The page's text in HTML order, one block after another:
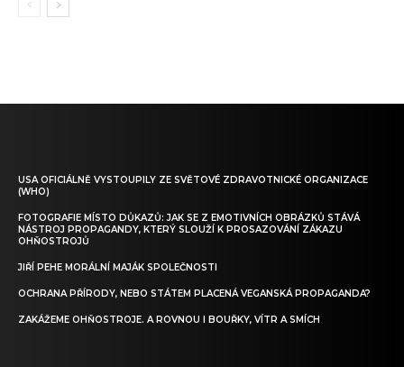
USA OFICIÁLNĚ VYSTOUPILY ZE SVĚTOVÉ ZDRAVOTNICKÉ ORGANIZACE
(WHO)
FOTOGRAFIE MÍSTO DŮKAZŮ: JAK SE Z EMOTIVNÍCH OBRÁZKŮ STÁVÁ
NÁSTROJ PROPAGANDY, KTERÝ SLOUŽÍ K PROSAZOVÁNÍ ZÁKAZU
OHŇOSTROJŮ
JIŘÍ PEHE MORÁLNÍ MAJÁK SPOLEČNOSTI
OCHRANA PŘÍRODY, NEBO STÁTEM PLACENÁ VEGANSKÁ PROPAGANDA?
ZAKÁŽEME OHŇOSTROJE. A ROVNOU I BOUŘKY, VÍTR A SMÍCH